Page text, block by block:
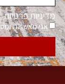
מדיניות פרטיות
אני מאשר.ת